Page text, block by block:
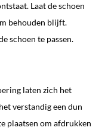
Laat de schoen
behouden blijft.
schoen te passen.
laten zich het
verstandig een dun
plaatsen om afdrukken